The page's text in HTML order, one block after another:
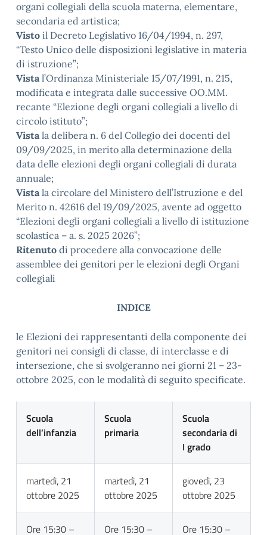
organi collegiali della scuola materna, elementare,
secondaria ed artistica;
Visto il Decreto Legislativo 16/04/1994, n. 297,
“Testo Unico delle disposizioni legislative in materia
di istruzione”;
Vistal’Ordinanza Ministeriale 15/07/1991, n. 215,
modificata e integrata dalle successive OO.MM.
recante “Elezione degli organi collegiali a livello di
circolo istituto”;
Vistala delibera n. 6 del Collegio dei docenti del
09/09/2025, in merito alla determinazione della
data delle elezioni degli organi collegiali di durata
annuale;
Vistala circolare del Ministero dell’Istruzione e del
Merito n. 42616 del 19/09/2025, avente ad oggetto
“Elezioni degli organi collegiali a livello di istituzione
scolastica – a. s. 2025 2026”;
Ritenuto di procedere alla convocazione delle
assemblee dei genitori per le elezioni degli Organi
collegiali
INDICE
le Elezioni dei rappresentanti della componente dei
genitori nei consigli di classe, di interclasse e di
intersezione, che si svolgeranno nei giorni 21 – 23-
ottobre 2025, con le modalità di seguito specificate.
Scuola
dell’infanzia
Scuola
primaria
Scuola
secondaria di
I grado
martedì, 21
ottobre 2025
martedì, 21
ottobre 2025
giovedì, 23
ottobre 2025
Ore 15:30 –
Ore 15:30 –
Ore 15:30 –